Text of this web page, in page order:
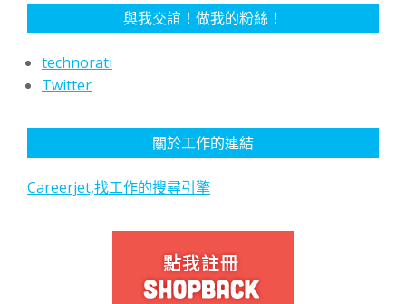
與我交誼！做我的粉絲！
technorati
Twitter
關於工作的連結
Careerjet,找工作的搜尋引擎